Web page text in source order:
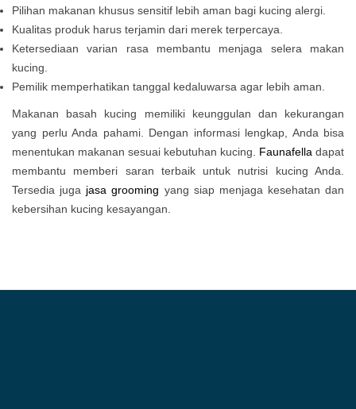
Pilihan makanan khusus sensitif lebih aman bagi kucing alergi.
Kualitas produk harus terjamin dari merek terpercaya.
Ketersediaan varian rasa membantu menjaga selera makan
kucing.
Pemilik memperhatikan tanggal kedaluwarsa agar lebih aman.
Makanan basah kucing memiliki keunggulan dan kekurangan
yang perlu Anda pahami. Dengan informasi lengkap, Anda bisa
menentukan makanan sesuai kebutuhan kucing. Faunafella dapat
membantu memberi saran terbaik untuk nutrisi kucing Anda.
Tersedia juga jasa grooming yang siap menjaga kesehatan dan
kebersihan kucing kesayangan.